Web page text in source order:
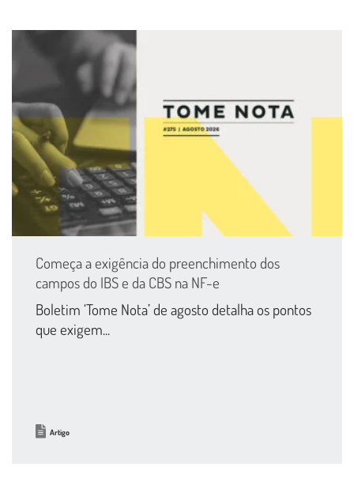
Começa a exigência do preenchimento dos
campos do IBS e da CBS na NF-e
Boletim ‘Tome Nota’ de agosto detalha os pontos
que exigem...
Artigo